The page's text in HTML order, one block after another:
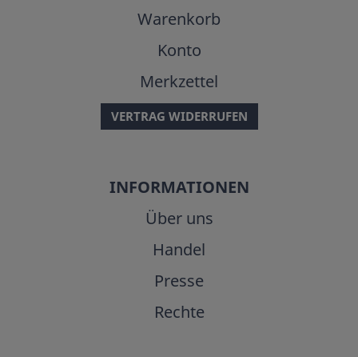
Warenkorb
Konto
Merkzettel
VERTRAG WIDERRUFEN
INFORMATIONEN
Über uns
Handel
Presse
Rechte